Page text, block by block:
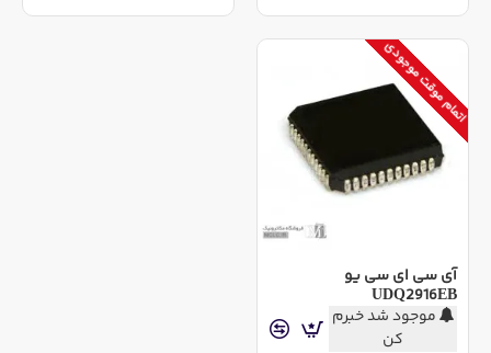
اتمام موقت موجودی
آی سی ای سی یو
UDQ2916EB
موجود شد خبرم
کن